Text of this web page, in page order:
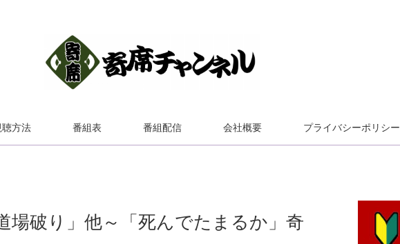
聴方法 番組表 番組配信 会社概要 プライバシーポリシー
場破り」他～「死んでたまるか」奇